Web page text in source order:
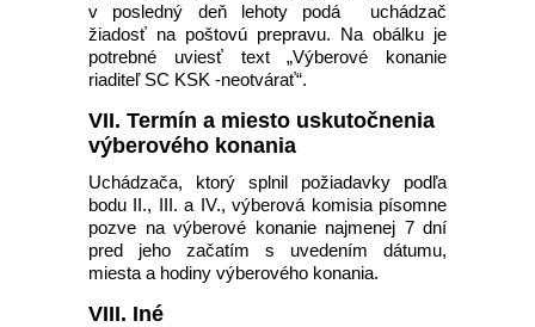
v posledný deň lehoty podá uchádzač
žiadosť na poštovú prepravu. Na obálku je
potrebné uviesť text „Výberové konanie
riaditeľ SC KSK -neotvárať“.
VII. Termín a miesto uskutočnenia
výberového konania
Uchádzača, ktorý splnil požiadavky podľa
bodu II., III. a IV., výberová komisia písomne
pozve na výberové konanie najmenej 7 dní
pred jeho začatím s uvedením dátumu,
miesta a hodiny výberového konania.
VIII. Iné